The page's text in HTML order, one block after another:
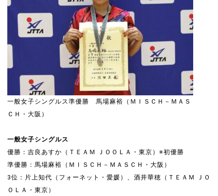
一般女子シングルス準優勝 馬場麻裕（ＭＩＳＣＨ－ＭＡＳ
ＣＨ・大阪）
一般女子シングルス
優勝：吉良あすか（ＴＥＡＭ ＪＯＯＬＡ・東京）※初優勝
準優勝：馬場麻裕（ＭＩＳＣＨ－ＭＡＳＣＨ・大阪）
3位：片上知代（フォーネット・愛媛）、酒井華穂（ＴＥＡＭ ＪＯ
ＯＬＡ・東京）